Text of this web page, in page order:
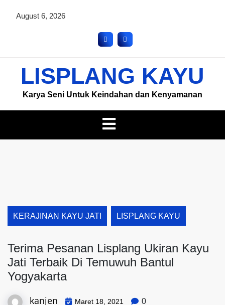
August 6, 2026
LISPLANG KAYU
Karya Seni Untuk Keindahan dan Kenyamanan
KERAJINAN KAYU JATI LISPLANG KAYU
Terima Pesanan Lisplang Ukiran Kayu
Jati Terbaik Di Temuwuh Bantul
Yogyakarta
kanjen Maret 18, 2021 0